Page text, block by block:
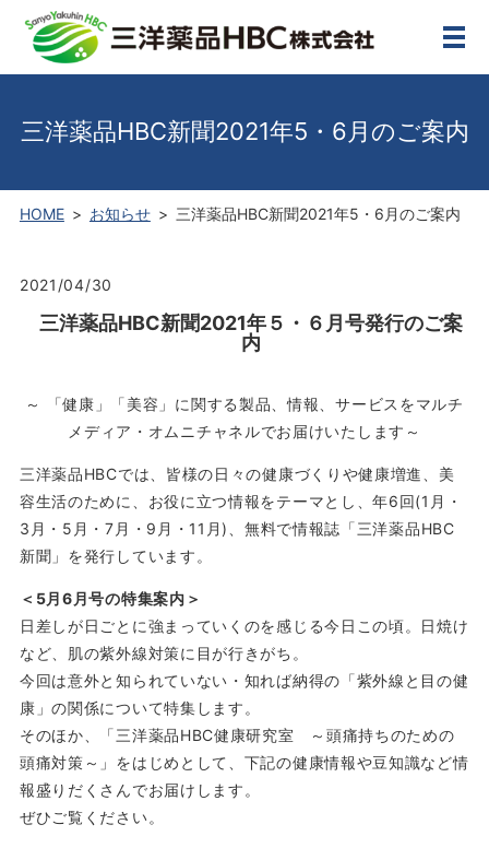
メ
三洋薬品HBC新聞2021年5・6月のご案内
HOME お知らせ 三洋薬品HBC新聞2021年5・6月のご案内
2021/04/30
三洋薬品HBC新聞2021年５・６月号発行のご案
内
～
「健康」「美容」に関する製品、情報、サービスをマルチ
メディア・オムニチャネルでお届けいたします～
三洋薬品HBCでは、皆様の日々の健康づくりや健康増進、美
容生活のために、お役に立つ情報をテーマとし、年6回(1月・
3月・5月・7月・9月・11月)、無料で情報誌「三洋薬品HBC
新聞」を発行しています。
＜5月6月号の特集案内＞
日差しが日ごとに強まっていくのを感じる今日この頃。日焼け
など、肌の紫外線対策に目が行きがち。
今回は意外と知られていない・知れば納得の「紫外線と目の健
康」の関係について特集します。
そのほか、「三洋薬品HBC健康研究室 ～頭痛持ちのための
頭痛対策～」をはじめとして、下記の健康情報や豆知識など情
報盛りだくさんでお届けします。
ぜひご覧ください。